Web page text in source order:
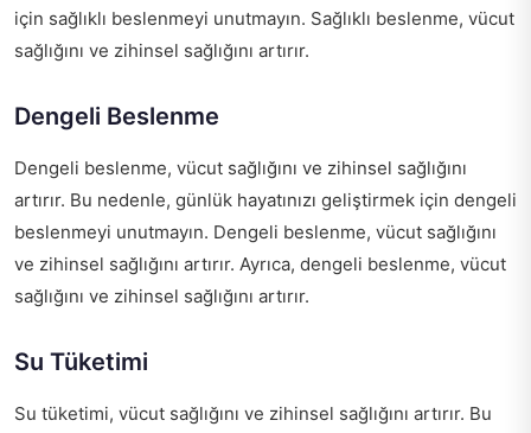
için sağlıklı beslenmeyi unutmayın. Sağlıklı beslenme, vücut
sağlığını ve zihinsel sağlığını artırır.
Dengeli Beslenme
Dengeli beslenme, vücut sağlığını ve zihinsel sağlığını
artırır. Bu nedenle, günlük hayatınızı geliştirmek için dengeli
beslenmeyi unutmayın. Dengeli beslenme, vücut sağlığını
ve zihinsel sağlığını artırır. Ayrıca, dengeli beslenme, vücut
sağlığını ve zihinsel sağlığını artırır.
Su Tüketimi
Su tüketimi, vücut sağlığını ve zihinsel sağlığını artırır. Bu